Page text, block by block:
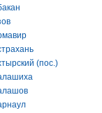
(пос.)